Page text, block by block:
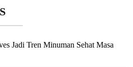
Jadi Tren Minuman Sehat Masa